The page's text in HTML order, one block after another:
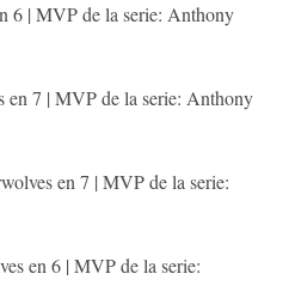
6 | MVP de la serie: Anthony
en 7 | MVP de la serie: Anthony
en 7 | MVP de la serie:
en 6 | MVP de la serie: